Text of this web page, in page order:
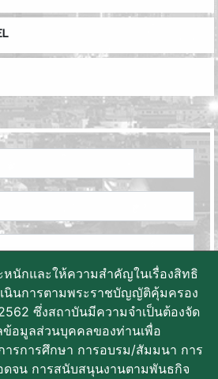
หนักและให้ความสำคัญในเรื่องสิทธิ
นินการตามพระราชบัญญัติคุ้มครอง
ซึ่งสถาบันมีความจำเป็นต้องจัด
ข้อมูลส่วนบุคคลของท่านเพื่อ
ารการศึกษา การอบรม/สัมมนา การ
ดจน การสนับสนุนงานตามพันธกิจ